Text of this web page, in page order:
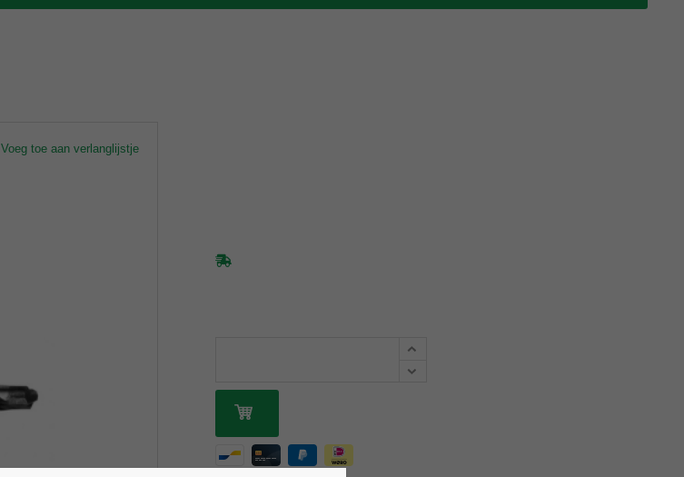
Voeg toe aan verlanglijstje